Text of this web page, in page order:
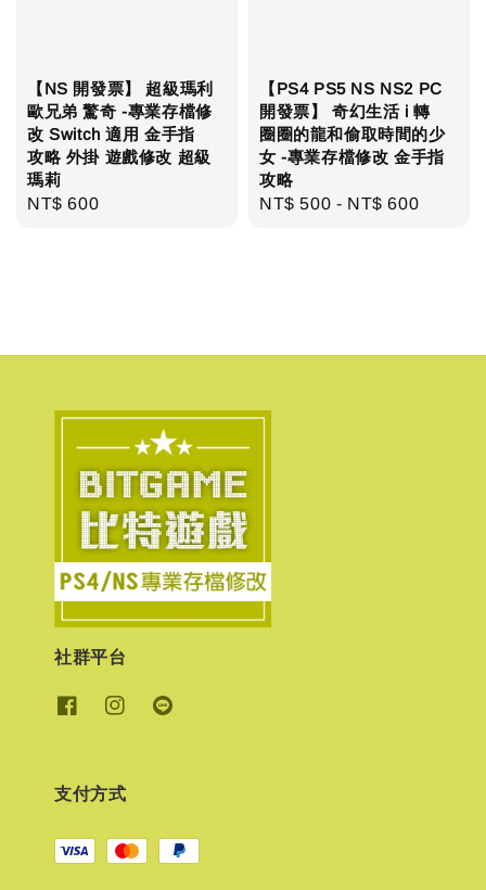
【NS 開發票】 超級瑪利
歐兄弟 驚奇 -專業存檔修
改 Switch 適用 金手指
攻略 外掛 遊戲修改 超級
瑪莉
Regular
NT$ 600
【PS4 PS5 NS NS2 PC
開發票】 奇幻生活 i 轉
圈圈的龍和偷取時間的少
女 -專業存檔修改 金手指
攻略
Regular
NT$ 500 - NT$ 600
社群平台
支付方式